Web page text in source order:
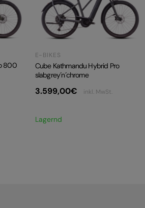
Alle entdecken
800
E-BIKES
Cube Kathmandu Hybrid Pro
slabgrey´n´chrome
3.599,00€ inkl. MwSt.
Lagernd